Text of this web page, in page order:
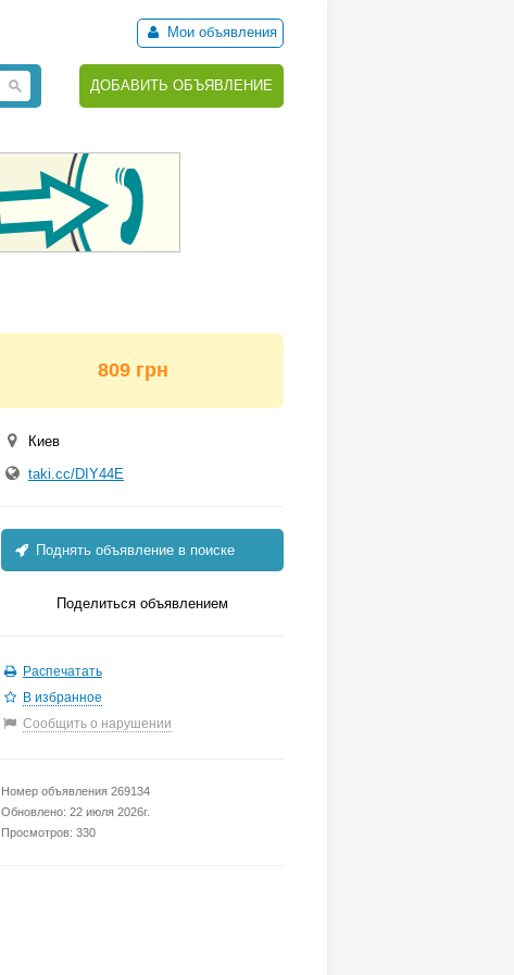
Мои объявления
ДОБАВИТЬ ОБЪЯВЛЕНИЕ
809 грн
Киев
taki.cc/DIY44E
Поднять объявление в поиске
Поделиться объявлением
Распечатать
В избранное
Сообщить о нарушении
Номер объявления 269134
Обновлено: 22 июля 2026г.
Просмотров: 330